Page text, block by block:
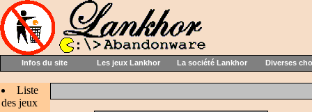
Infos du site Les jeux Lankhor La société Lankhor Diverses
Liste
des jeux